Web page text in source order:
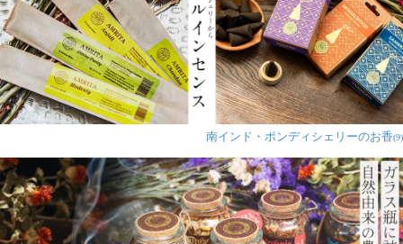
南インド・ポンディシェリーのお香(9)